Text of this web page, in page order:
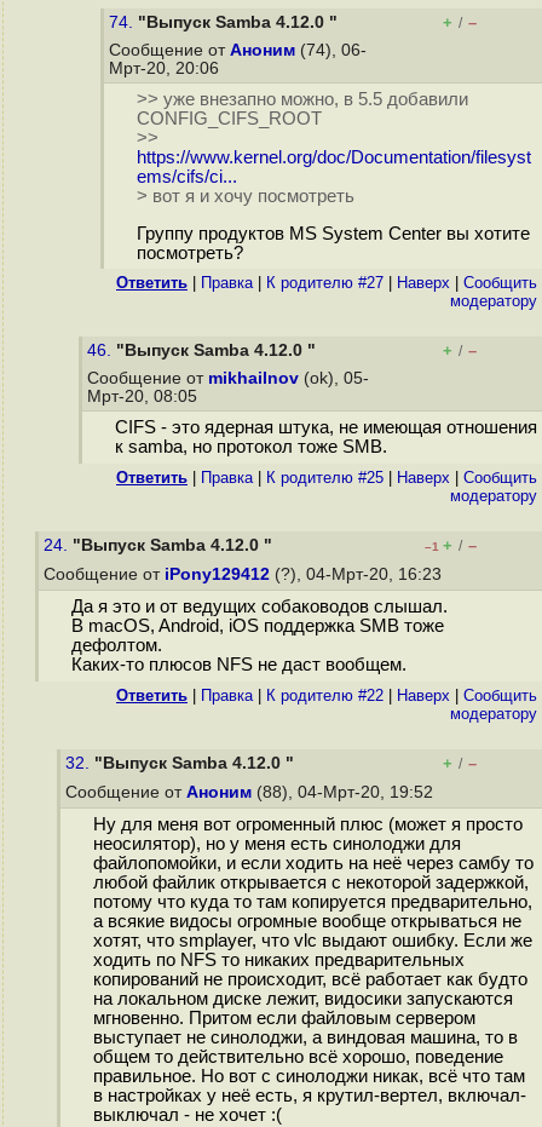
74. "Выпуск Samba 4.12.0 " + / –
Сообщение от Аноним (74), 06-
Мрт-20, 20:06
>> уже внезапно можно, в 5.5 добавили
CONFIG_CIFS_ROOT
>>
https://www.kernel.org/doc/Documentation/filesyst
ems/cifs/ci...
> вот я и хочу посмотреть
Группу продуктов MS System Center вы хотите
посмотреть?
Ответить Правка| К родителю #27 Наверх
Cообщить
модератору
46. "Выпуск Samba 4.12.0 " + / –
Сообщение от mikhailnov (ok), 05-
Мрт-20, 08:05
CIFS - это ядерная штука, не имеющая отношения
к samba, но протокол тоже SMB.
Ответить Правка| К родителю #25 Наверх
Cообщить
модератору
24. "Выпуск Samba 4.12.0 " –1 + / –
Сообщение от iPony129412 (?), 04-Мрт-20, 16:23
Да я это и от ведущих собаководов слышал.
В macOS, Android, iOS поддержка SMB тоже
дефолтом.
Каких-то плюсов NFS не даст вообщем.
Ответить Правка| К родителю #22 Наверх
Cообщить
модератору
32. "Выпуск Samba 4.12.0 " + / –
Сообщение от Аноним (88), 04-Мрт-20, 19:52
Ну для меня вот огроменный плюс (может я просто
неосилятор), но у меня есть синолоджи для
файлопомойки, и если ходить на неё через самбу то
любой файлик открывается с некоторой задержкой,
потому что куда то там копируется предварительно,
а всякие видосы огромные вообще открываться не
хотят, что smplayer, что vlc выдают ошибку. Если же
ходить по NFS то никаких предварительных
копирований не происходит, всё работает как будто
на локальном диске лежит, видосики запускаются
мгновенно. Притом если файловым сервером
выступает не синолоджи, а виндовая машина, то в
общем то действительно всё хорошо, поведение
правильное. Но вот с синолоджи никак, всё что там
в настройках у неё есть, я крутил-вертел, включал-
выключал - не хочет :(